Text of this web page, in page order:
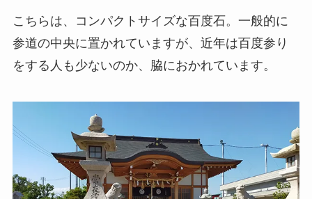
こちらは、コンパクトサイズな百度石。一般的に
参道の中央に置かれていますが、近年は百度参り
をする人も少ないのか、脇におかれています。